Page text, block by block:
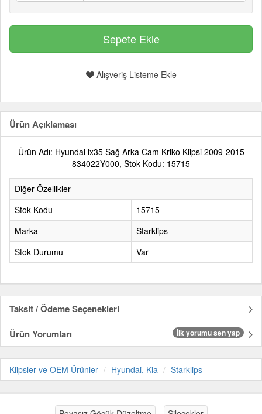
Alışveriş Listeme Ekle
Ürün Açıklaması
Ürün Adı: Hyundai ix35 Sağ Arka Cam Kriko Klipsi 2009-2015
834022Y000, Stok Kodu: 15715
Diğer Özellikler
Stok Kodu
15715
Marka
Starklips
Stok Durumu
Var
Taksit / Ödeme Seçenekleri
Ürün Yorumları
İlk yorumu sen yap
Klipsler ve OEM Ürünler Hyundai, Kia Starklips